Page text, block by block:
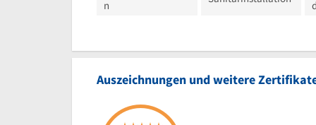
n
Auszeichnungen und weitere